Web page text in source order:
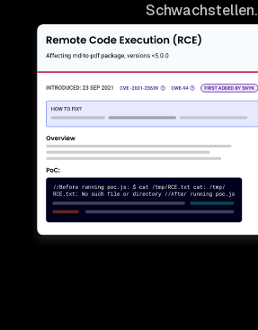
Schwachstellen.